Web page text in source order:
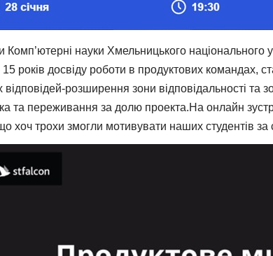
Комп’ютерні науки Хмельницького національного
років досвіду роботи в продуктових командах,
розширення зони відповідальності та
та переживання за долю проекта.На онлайн
хоч трохи змогли мотивувати наших студентів